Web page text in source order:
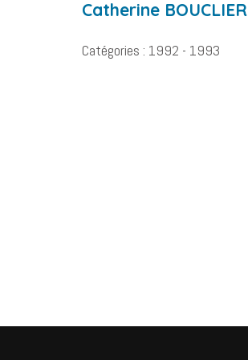
Catherine BOUCLIER
Catégories : 1992 - 1993